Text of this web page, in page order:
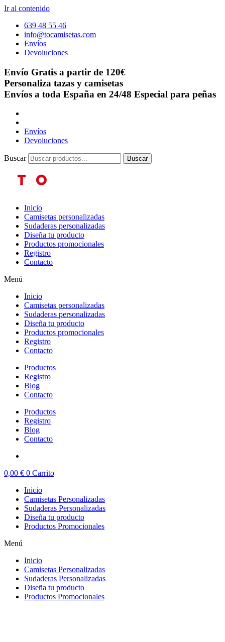
Ir al contenido
639 48 55 46
info@tocamisetas.com
Envíos
Devoluciones
Envío Gratis a partir de 120€
Personaliza tazas y camisetas
Envíos a toda España en 24/48 Especial para peñas
Envíos
Devoluciones
Buscar Buscar
Inicio
Camisetas personalizadas
Sudaderas personalizadas
Diseña tu producto
Productos promocionales
Registro
Contacto
Menú
Inicio
Camisetas personalizadas
Sudaderas personalizadas
Diseña tu producto
Productos promocionales
Registro
Contacto
Productos
Registro
Blog
Contacto
Productos
Registro
Blog
Contacto
0,00 € 0 Carrito
Inicio
Camisetas Personalizadas
Sudaderas Personalizadas
Diseña tu producto
Productos Promocionales
Menú
Inicio
Camisetas Personalizadas
Sudaderas Personalizadas
Diseña tu producto
Productos Promocionales